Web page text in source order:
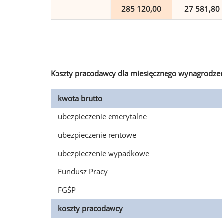
285 120,00 27 581,80
Koszty pracodawcy dla miesięcznego
kwota brutto
ubezpieczenie emerytalne
ubezpieczenie rentowe
ubezpieczenie wypadkowe
Fundusz Pracy
FGŚP
koszty pracodawcy